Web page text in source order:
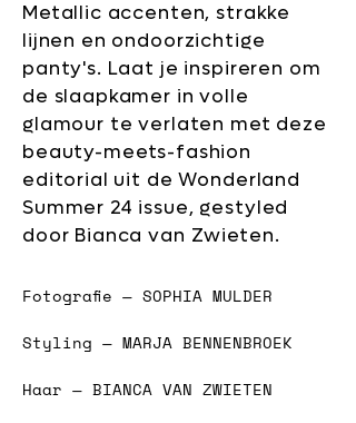
Metallic accenten, strakke
lijnen en ondoorzichtige
panty's. Laat je inspireren om
de slaapkamer in volle
glamour te verlaten met deze
beauty-meets-fashion
editorial uit de Wonderland
Summer 24 issue, gestyled
door Bianca van Zwieten.
Fotografie — SOPHIA MULDER
Styling — MARJA BENNENBROEK
Haar — BIANCA VAN ZWIETEN